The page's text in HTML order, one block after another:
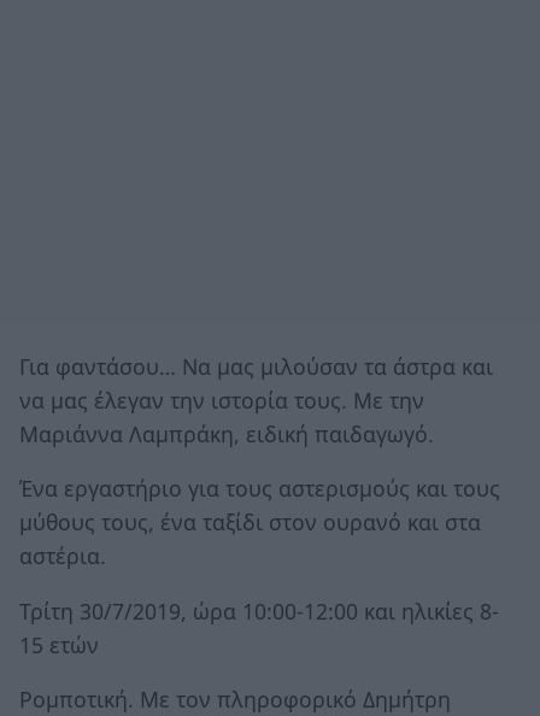
Για φαντάσου… Να μας μιλούσαν τα άστρα και
να μας έλεγαν την ιστορία τους. Με την
Μαριάννα Λαμπράκη, ειδική παιδαγωγό.
Ένα εργαστήριο για τους αστερισμούς και τους
μύθους τους, ένα ταξίδι στον ουρανό και στα
αστέρια.
Τρίτη 30/7/2019, ώρα 10:00-12:00 και ηλικίες 8-
15 ετών
Ρομποτική. Με τον πληροφορικό Δημήτρη